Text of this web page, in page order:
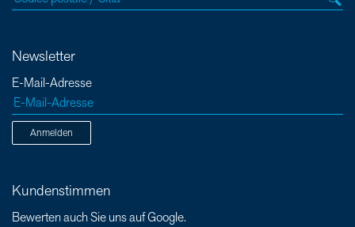
Newsletter
E-Mail-Adresse
Anmelden
Kundenstimmen
Bewerten auch Sie uns auf Google.